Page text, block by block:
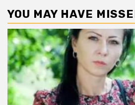
YOU MAY HAVE